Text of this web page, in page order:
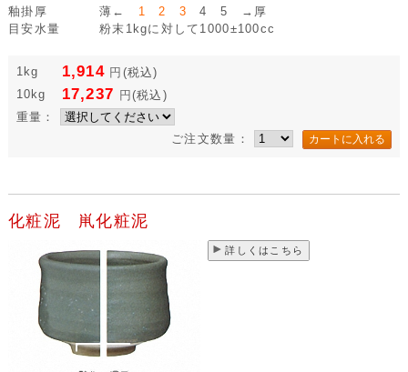
釉掛厚
薄← 1 2 3 4 5 →厚
目安水量
粉末1kgに対して1000±100cc
1kg 1,914 円 (税込)
10kg
17,237 円 (税込)
重量：
ご注文数量：
化粧泥 鼡化粧泥
詳しくはこちら